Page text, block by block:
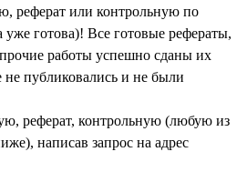
реферат или контрольную по
уже готова)! Все готовые рефераты,
работы успешно сданы их
не публиковались и не были
реферат, контрольную (любую из
написав запрос на адрес